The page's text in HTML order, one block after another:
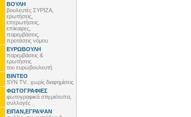
ΒΟΥΛΗ
βουλευτές ΣΥΡΙΖΑ,
ερωτήσεις,
επερωτήσεις,
επίκαιρες,
παρεμβάσεις,
προτάσεις νόμου
ΕΥΡΩΒΟΥΛΗ
παρεμβάσεις &
ερωτήσεις
του ευρωβουλευτή
ΒΙΝΤΕΟ
SYN TV.. χωρίς διαφημίσεις
ΦΩΤΟΓΡΑΦΙΕΣ
φωτογραφικά στιγμιότυπα,
συλλογές
ΕΙΠΑΝ,ΕΓΡΑΨΑΝ